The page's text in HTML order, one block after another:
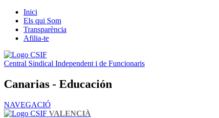
Inici
Els qui Som
Transparència
Afilia-te
Central Sindical Independent i de Funcionaris
Canarias - Educación
NAVEGACIÓ
VALENCIÀ